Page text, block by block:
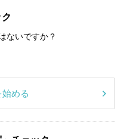
ないですか？
める